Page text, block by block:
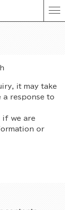
it may take
a response to
if we are
or